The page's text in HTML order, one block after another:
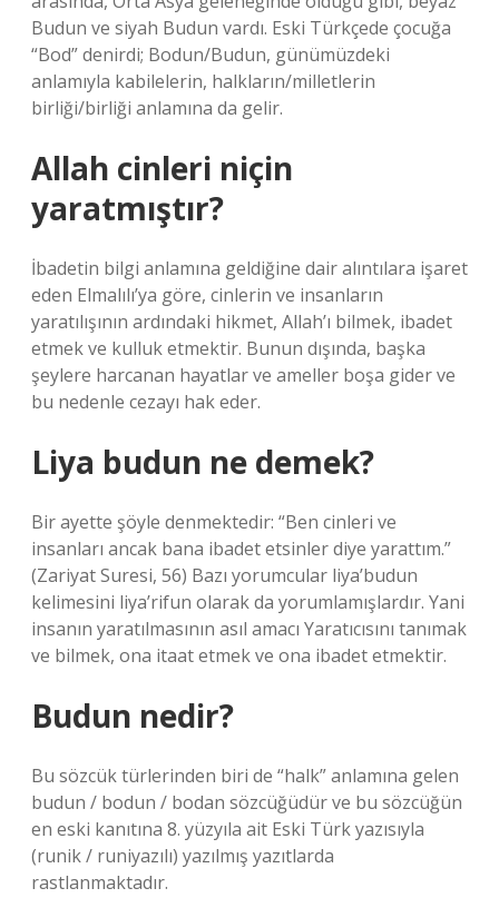
Budun ve siyah Budun vardı. Eski Türkçede çocuğa
“Bod” denirdi; Bodun/Budun, günümüzdeki
anlamıyla kabilelerin, halkların/milletlerin
birliği/birliği anlamına da gelir.
Allah cinleri niçin
yaratmıştır?
İbadetin bilgi anlamına geldiğine dair alıntılara işaret
eden Elmalılı’ya göre, cinlerin ve insanların
yaratılışının ardındaki hikmet, Allah’ı bilmek, ibadet
etmek ve kulluk etmektir. Bunun dışında, başka
şeylere harcanan hayatlar ve ameller boşa gider ve
bu nedenle cezayı hak eder.
Liya budun ne demek?
Bir ayette şöyle denmektedir: “Ben cinleri ve
insanları ancak bana ibadet etsinler diye yarattım.”
(Zariyat Suresi, 56) Bazı yorumcular liya’budun
kelimesini liya’rifun olarak da yorumlamışlardır. Yani
insanın yaratılmasının asıl amacı Yaratıcısını tanımak
ve bilmek, ona itaat etmek ve ona ibadet etmektir.
Budun nedir?
Bu sözcük türlerinden biri de “halk” anlamına gelen
budun / bodun / bodan sözcüğüdür ve bu sözcüğün
en eski kanıtına 8. yüzyıla ait Eski Türk yazısıyla
(runik / runiyazılı) yazılmış yazıtlarda
rastlanmaktadır.